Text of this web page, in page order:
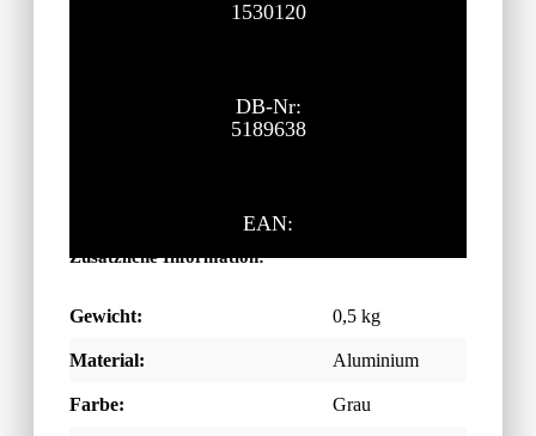
1530120
DB-Nr:
5189638
EAN:
Zusätzliche Information:
Gewicht: 0,5 kg
Material: Aluminium
Farbe: Grau